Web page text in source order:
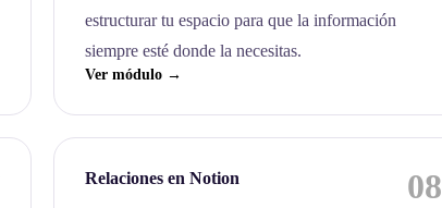
estructurar tu espacio para que la información
siempre esté donde la necesitas.
Ver módulo →
Relaciones en Notion 08